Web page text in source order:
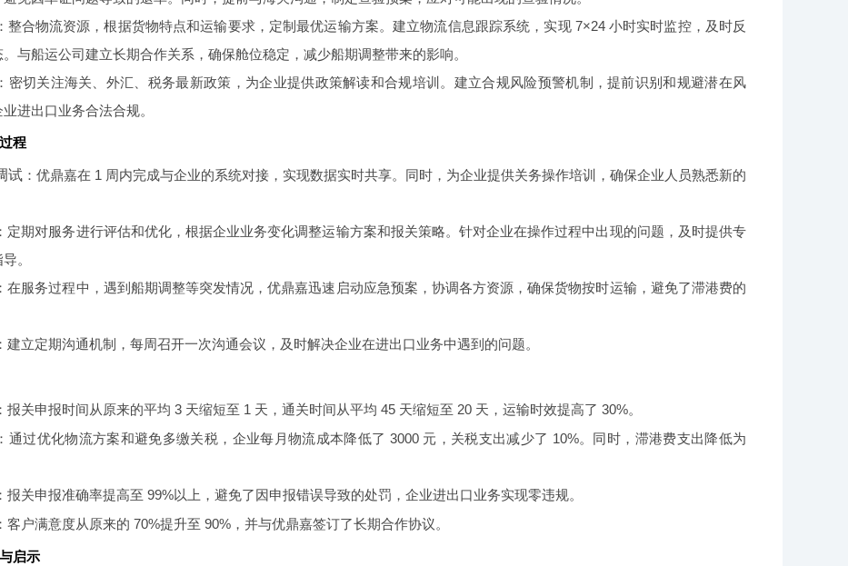
：整合物流资源，根据货物特点和运输要求，定制最优运输方案。建立物流信息跟踪系统，实现 7×24 小时实时监控，及时反
与船运公司建立长期合作关系，确保舱位稳定，减少船期调整带来的影响。
：密切关注海关、外汇、税务最新政策，为企业提供政策解读和合规培训。建立合规风险预警机制，提前识别和规避潜在风
进出口业务合法合规。
程
试 ：优鼎嘉在 1 周内完成与企业的系统对接，实现数据实时共享。同时，为企业提供关务操作培训，确保企业人员熟悉新的
：定期对服务进行评估和优化，根据企业业务变化调整运输方案和报关策略。针对企业在操作过程中出现的问题，及时提供专
。
：在服务过程中，遇到船期调整等突发情况，优鼎嘉迅速启动应急预案，协调各方资源，确保货物按时运输，避免了滞港费的
：建立定期沟通机制，每周召开一次沟通会议，及时解决企业在进出口业务中遇到的问题。
：报关申报时间从原来的平均 3 天缩短至 1 天，通关时间从平均 45 天缩短至 20 天，运输时效提高了 30%。
：通过优化物流方案和避免多缴关税，企业每月物流成本降低了 3000 元，关税支出减少了 10%。同时，滞港费支出降低为
：报关申报准确率提高至 99%以上，避免了因申报错误导致的处罚，企业进出口业务实现零违规。
：客户满意度从原来的 70%提升至 90%，并与优鼎嘉签订了长期合作协议。
启示